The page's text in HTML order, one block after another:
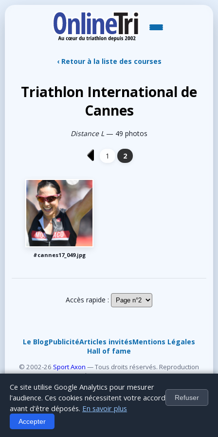
‹ Retour à la liste des courses
Triathlon International de
Cannes
Distance L — 49 photos
1 2
#cannes17_049.jpg
Accès rapide :
Le BlogPublicitéArticles invitésMentions Légales
Hall of fame
© 2002-26 Sport Axon — Tous droits réservés. Reproduction
interdite sans autorisation.
Ce site utilise Google Analytics pour mesurer
l'audience. Ces cookies nécessitent votre accord
avant d'être déposés. En savoir plus
Refuser
Accepter